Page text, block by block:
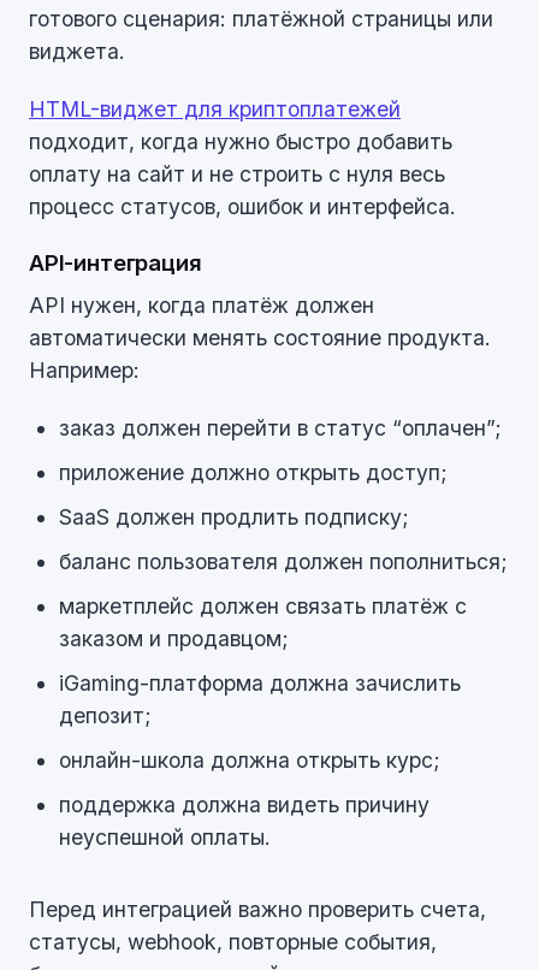
готового сценария: платёжной страницы или
виджета.
HTML-виджет для криптоплатежей
подходит, когда нужно быстро добавить
оплату на сайт и не строить с нуля весь
процесс статусов, ошибок и интерфейса.
API-интеграция
API нужен, когда платёж должен
автоматически менять состояние продукта.
Например:
заказ должен перейти в статус “оплачен”;
приложение должно открыть доступ;
SaaS должен продлить подписку;
баланс пользователя должен пополниться;
маркетплейс должен связать платёж с
заказом и продавцом;
iGaming-платформа должна зачислить
депозит;
онлайн-школа должна открыть курс;
поддержка должна видеть причину
неуспешной оплаты.
Перед интеграцией важно проверить счета,
статусы, webhook, повторные события,